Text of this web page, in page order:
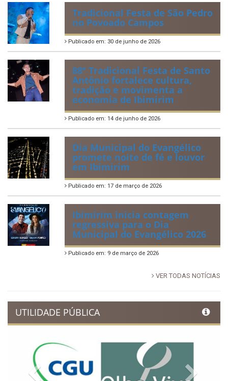
Tradicional Festa de São Pedro
no Povoado Campos
Publicado em: 30 de junho de 2026
88ª Tradicional Festa de Santo
Antônio fortalece cultura,
tradição e movimenta a
economia de Ibimirim
Publicado em: 14 de junho de 2026
Dia Municipal do Evangélico
promete noite de fé e louvor
em Ibimirim
Publicado em: 17 de março de 2026
Ibimirim inicia contagem
regressiva para o Dia
Municipal do Evangélico 2026
Publicado em: 9 de março de 2026
VER TODAS NOTÍCIAS
UTILIDADE PÚBLICA
Previous